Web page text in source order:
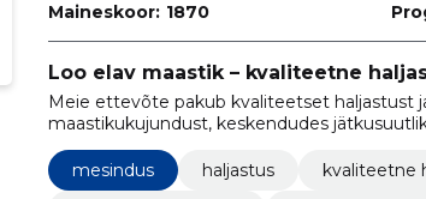
Maineskoor: 1870
Loo elav maastik – kvaliteetne
Meie ettevõte pakub kvaliteetset haljastust
maastikukujundust, keskendudes
lahendustele.
mesindus
haljastus
kvaliteetne